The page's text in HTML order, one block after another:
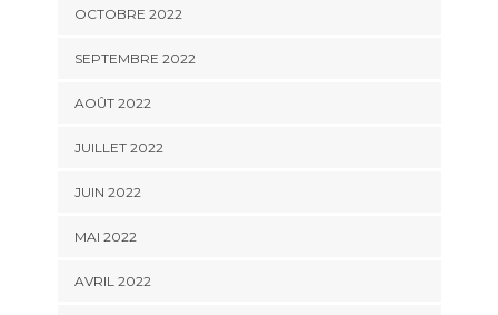
OCTOBRE 2022
SEPTEMBRE 2022
AOÛT 2022
JUILLET 2022
JUIN 2022
MAI 2022
AVRIL 2022